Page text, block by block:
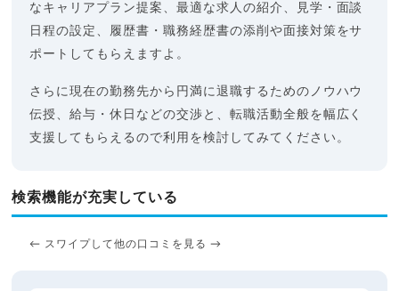
なキャリアプラン提案、最適な求人の紹介、見学・面談
日程の設定、履歴書・職務経歴書の添削や面接対策をサ
ポートしてもらえますよ。
さらに現在の勤務先から円満に退職するためのノウハウ
伝授、給与・休日などの交渉と、転職活動全般を幅広く
支援してもらえるので利用を検討してみてください。
検索機能が充実している
← スワイプして他の口コミを見る →